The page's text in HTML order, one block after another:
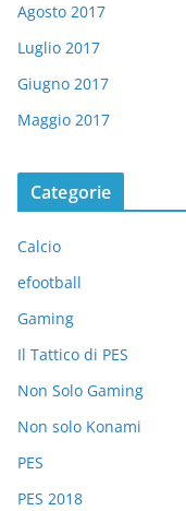
Agosto 2017
Luglio 2017
Giugno 2017
Maggio 2017
Categorie
Calcio
efootball
Gaming
Il Tattico di PES
Non Solo Gaming
Non solo Konami
PES
PES 2018